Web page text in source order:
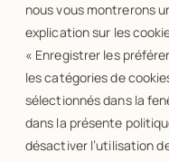
nous vous montrerons
explication sur les
« Enregistrer les
les catégories de
sélectionnés dans la
dans la présente
désactiver l’utilisation